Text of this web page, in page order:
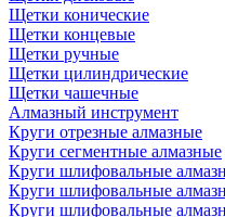
Щетки конические
Щетки концевые
Щетки ручные
Щетки цилиндрические
Щетки чашечные
Алмазный инструмент
Круги отрезные алмазные
Круги сегментные алмазные
Круги шлифовальные
Круги шлифовальные
Круги шлифовальные